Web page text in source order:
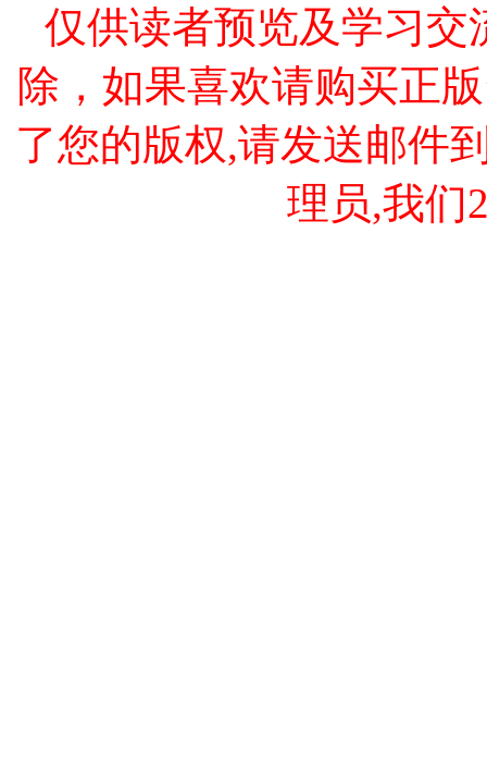
仅供读者预览及学习交
除，如果喜欢请购买正
了您的版权,请发送邮件
理员,我们